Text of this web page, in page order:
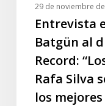
seguirá
siendo
29 de noviembre
Entrevista
Batgün al
Record:
Rafa Silva
los